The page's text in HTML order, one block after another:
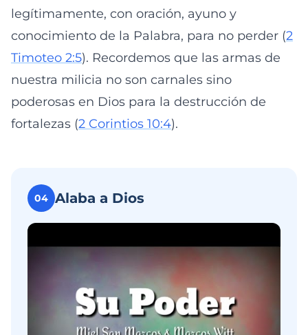
legítimamente, con oración, ayuno y
conocimiento de la Palabra, para no perder (2
Timoteo 2:5). Recordemos que las armas de
nuestra milicia no son carnales sino
poderosas en Dios para la destrucción de
fortalezas (2 Corintios 10:4).
04 Alaba a Dios